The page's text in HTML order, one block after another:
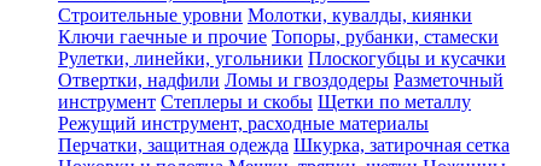
Строительные уровни Молотки, кувалды, киянки
Ключи гаечные и прочие Топоры, рубанки, стамески
Рулетки, линейки, угольники Плоскогубцы и кусачки
Отвертки, надфили Ломы и гвоздодеры Разметочный
инструмент Степлеры и скобы Щетки по металлу
Режущий инструмент, расходные материалы
Перчатки, защитная одежда Шкурка, затирочная сетка